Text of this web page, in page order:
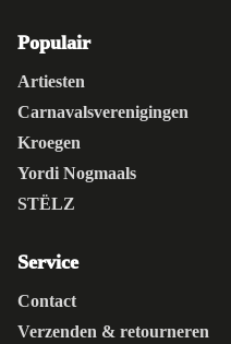
Populair
Artiesten
Carnavalsverenigingen
Kroegen
Yordi Nogmaals
STËLZ
Service
Contact
Verzenden & retourneren